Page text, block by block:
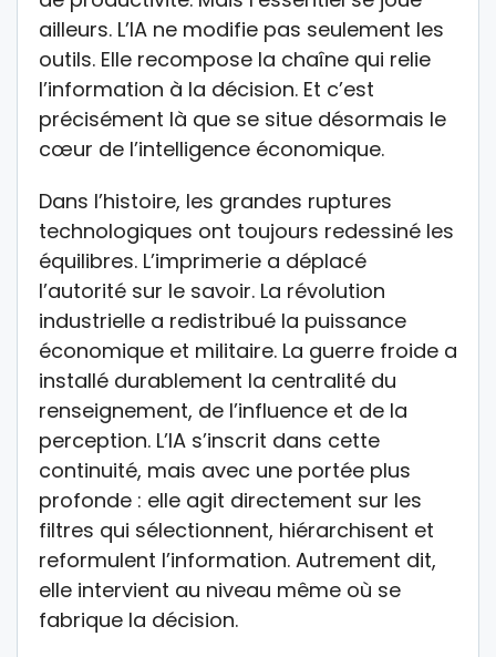
ailleurs. L’IA ne modifie pas seulement les
outils. Elle recompose la chaîne qui relie
l’information à la décision. Et c’est
précisément là que se situe désormais le
cœur de l’intelligence économique.
Dans l’histoire, les grandes ruptures
technologiques ont toujours redessiné les
équilibres. L’imprimerie a déplacé
l’autorité sur le savoir. La révolution
industrielle a redistribué la puissance
économique et militaire. La guerre froide a
installé durablement la centralité du
renseignement, de l’influence et de la
perception. L’IA s’inscrit dans cette
continuité, mais avec une portée plus
profonde : elle agit directement sur les
filtres qui sélectionnent, hiérarchisent et
reformulent l’information. Autrement dit,
elle intervient au niveau même où se
fabrique la décision.